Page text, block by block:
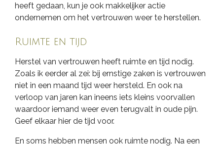
heeft gedaan, kun je ook makkelijker actie
ondernemen om het vertrouwen weer te herstellen.
Ruimte en tijd
Herstel van vertrouwen heeft ruimte en tijd nodig.
Zoals ik eerder al zei: bij ernstige zaken is vertrouwen
niet in een maand tijd weer hersteld. En ook na
verloop van jaren kan ineens iets kleins voorvallen
waardoor iemand weer even terugvalt in oude pijn.
Geef elkaar hier de tijd voor.
En soms hebben mensen ook ruimte nodig. Na een